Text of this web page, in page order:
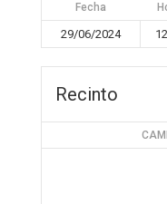
Fecha
29/06/2024
Recinto